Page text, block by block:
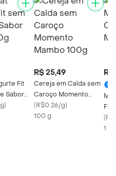
Fit
Sabor
)
R$ 25,49
Cereja em Calda sem
Caroço Momento
Mambo 100g
(R$0.26/g)
100 g
R$
(
1 x